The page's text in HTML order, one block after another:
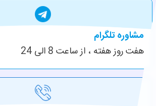
مشاوره تلگرام
هفت روز هفته ، از ساعت 8 الی 24